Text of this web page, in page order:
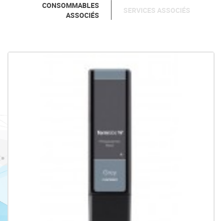
CONSOMMABLES
ASSOCIÉS
SERVICES ASSOCIÉS